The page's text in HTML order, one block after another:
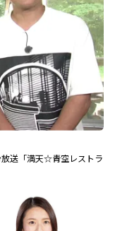
放送「満天☆青空レストラ